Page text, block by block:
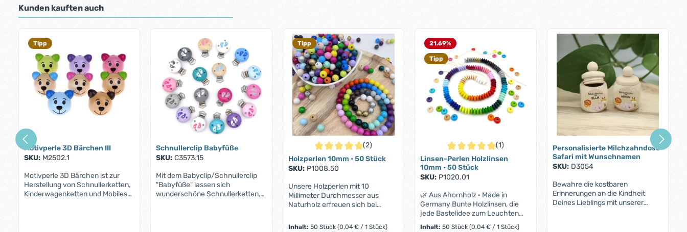
Kunden kauften auch
Tipp
Motivperle 3D Bärchen III
SKU: M2502.1
Motivperle 3D Bärchen ist zur
Herstellung von Schnullerketten,
Kinderwagenketten und Mobiles
Schnullerclip Babyfüße
SKU: C3573.15
Mit dem Babyclip/Schnullerclip
"Babyfüße" lassen sich
wunderschöne Schnullerketten,
Tipp
Durchschnittliche Bewertung von 5 von 5 Sternen
(2)
Holzperlen 10mm • 50 Stück
SKU: P1008.50
Unsere Holzperlen mit 10
Millimeter Durchmesser aus
Naturholz erfreuen sich bei
Beliebtheit. Sei es zur Herstellung
Inhalt: 50 Stück (0,04 € / 1 Stück)
21.69%
Tipp
Durchschnittliche Bewertung von 5 von 5 Sternen
(1)
Linsen-Perlen Holzlinsen
10mm • 50 Stück
SKU: P1020.01
🌿 Aus Ahornholz · Made in
Germany Bunte Holzlinsen, die
jede Bastelidee zum Leuchten
bringen 50 flache Linsenperlen
Inhalt:50 Stück(0,04 € / 1 Stück)
Personalisierte Milchzahndose
Safari mit Wunschnamen
SKU: D3054
Bewahre die kostbaren
Erinnerungen an die Kindheit
Deines Lieblings mit unserer